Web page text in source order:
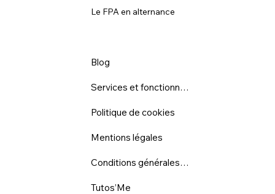
Blog
Services et fonctionnalités
Politique de cookies
Mentions légales
Conditions générales d'utilisation
Tutos’Me
Le FPA en alternance